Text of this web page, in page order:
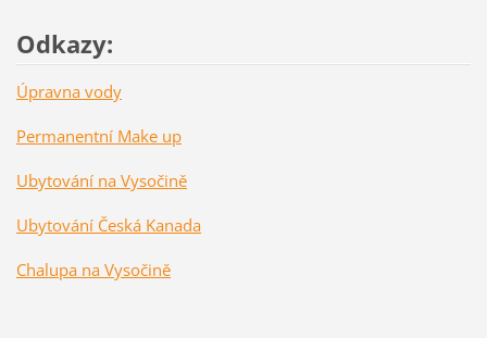
Odkazy:
Úpravna vody
Permanentní Make up
Ubytování na Vysočině
Ubytování Česká Kanada
Chalupa na Vysočině